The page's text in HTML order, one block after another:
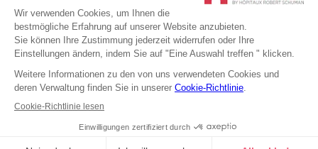
HÔPITAUX ROBERT SCHUMAN
Datenschutzerklärung
Cookie-Erklärung
Allgemeine Bedingungen
Rechtliche Hinweise
Erklärung zur Barrierefreiheit